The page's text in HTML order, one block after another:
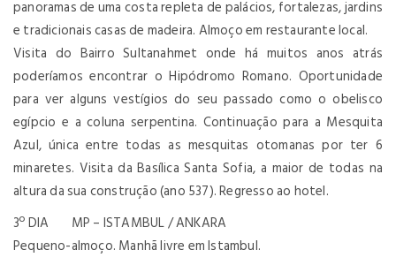
panoramas de uma costa repleta de palácios, fortalezas, jardins
e tradicionais casas de madeira. Almoço em restaurante local.
Visita do Bairro Sultanahmet onde há muitos anos atrás
poderíamos encontrar o Hipódromo Romano. Oportunidade
para ver alguns vestígios do seu passado como o obelisco
egípcio e a coluna serpentina. Continuação para a Mesquita
Azul, única entre todas as mesquitas otomanas por ter 6
minaretes. Visita da Basílica Santa Sofia, a maior de todas na
altura da sua construção (ano 537). Regresso ao hotel.
3º DIA MP – ISTAMBUL / ANKARA
Pequeno-almoço. Manhã livre em Istambul.